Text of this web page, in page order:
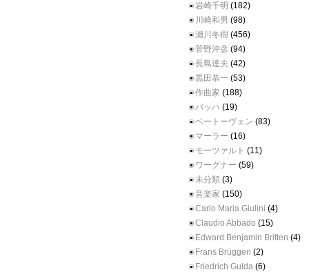
岩崎千明 (182)
川崎和男 (98)
瀬川冬樹 (456)
菅野沖彦 (94)
長島達夫 (42)
黒田恭一 (53)
作曲家 (188)
バッハ (19)
ベートーヴェン (83)
マーラー (16)
モーツァルト (11)
ワーグナー (59)
未分類 (3)
音楽家 (150)
Carlo Maria Giulini (4)
Claudio Abbado (15)
Edward Benjamin Britten (4)
Frans Brüggen (2)
Friedrich Gulda (6)